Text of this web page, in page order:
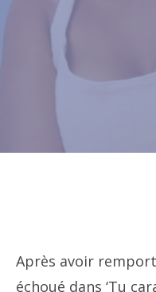
Après avoir
échoué dans ‘Tu